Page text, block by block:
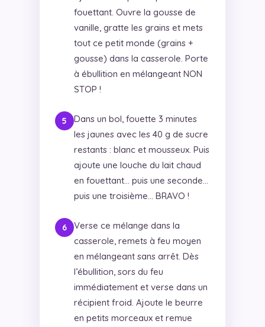
fouettant. Ouvre la gousse de
vanille, gratte les grains et mets
tout ce petit monde (grains +
gousse) dans la casserole. Porte
à ébullition en mélangeant NON
STOP !
Dans un bol, fouette 3 minutes
les jaunes avec les 40 g de sucre
restants : blanc et mousseux. Puis
ajoute une louche du lait chaud
en fouettant… puis une seconde…
puis une troisième… BRAVO !
Verse ce mélange dans la
casserole, remets à feu moyen
en mélangeant sans arrêt. Dès
l’ébullition, sors du feu
immédiatement et verse dans un
récipient froid. Ajoute le beurre
en petits morceaux et remue